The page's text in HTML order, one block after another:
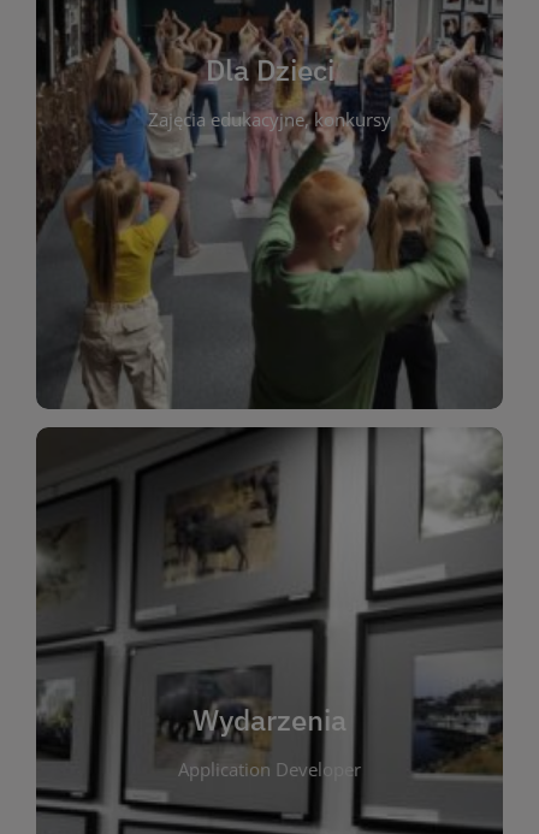
Dla Dzieci
Zajęcia edukacyjne, konkursy
Dla Dzieci
To miejsce stworzone z myślą o najmłodszych
czytelnikach i ich rodzicach. Znajdziesz tu
informacje o zajęciach edukacyjnych, konkursach
plastycznych i spotkaniach z autorami książek dla
dzieci. Biblioteka oferuje bogaty wybór bajek,
opowiadań i lektur szkolnych, a także przyjazny
kącik do wspólnego czytania. Pragniemy
rozbudzać miłość do książek od najmłodszych lat.
Wydarzenia
Application Developer
Wydarzenia
W tej zakładce publikujemy informacje o
wszystkich wydarzeniach organizowanych przez
bibliotekę. Znajdziesz tu zapowiedzi spotkań
autorskich, warsztatów, prelekcji i zajęć
tematycznych dla różnych grup wiekowych. Każde
wydarzenie ma na celu promowanie kultury
czytelniczej oraz integrację społeczności lokalnej.
Dzięki kalendarzowi wydarzeń możesz łatwo